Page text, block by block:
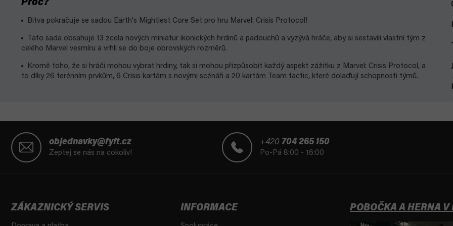
Proč?
Bitva pokračuje se sadou Earth's Mightiest Core Set pro hru Marvel: Crisis Protocol!
Tato sada obsahuje 13 zcela nových miniatur ikonických hrdinů a padouchů a vyzývá hráče, aby si sestavili vlastní tým z
celého Marvel vesmíru a vrhli se do boje obrovských rozměrů.
Kromě toho, že si hráči mohou vybrat hrdiny, tak si mohou přizpůsobit každý aspekt zážitku z Marvel: Crisis Protocol, a
to díky 26 terénním prvkům, 6 Crisis kartám s novými scénáři a 20 kartám Team tactic, které dolaďují schopnosti týmů.
objednavky@fyft.cz
Zeptej se nás na cokoliv!
+420 704 265 150
Po-Pá 8:00 - 16:00
ZÁKAZNICKÝ SERVIS INFORMACE POBOČKA A HERNA V